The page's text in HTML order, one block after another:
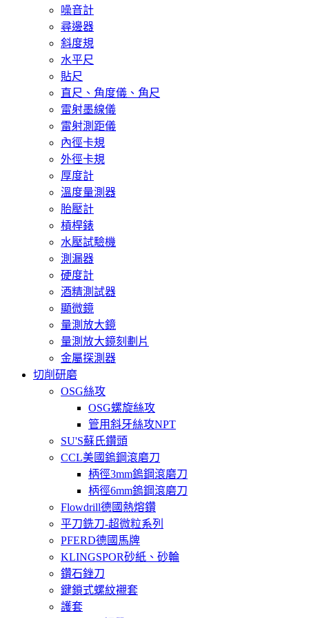
噪音計
尋邊器
斜度規
水平尺
貼尺
直尺、角度儀、角尺
雷射墨線儀
雷射測距儀
內徑卡規
外徑卡規
厚度計
溫度量測器
胎壓計
槓桿錶
水壓試驗機
測漏器
硬度計
酒精測試器
顯微鏡
量測放大鏡
量測放大鏡刻劃片
金屬探測器
切削研磨
OSG絲攻
OSG螺旋絲攻
管用斜牙絲攻NPT
SU'S蘇氏鑽頭
CCL美國鎢鋼滾磨刀
柄徑3mm鎢鋼滾磨刀
柄徑6mm鎢鋼滾磨刀
Flowdrill德國熱熔鑽
平刀銑刀-超微粒系列
PFERD德國馬牌
KLINGSPOR砂紙、砂輪
鑽石銼刀
鍵鎖式螺紋襯套
護套